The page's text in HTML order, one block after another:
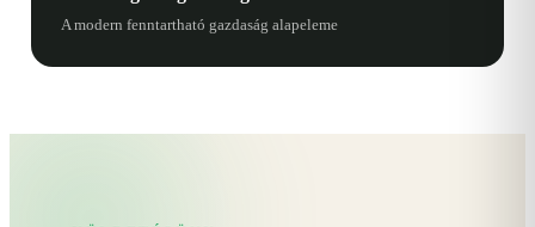
A modern fenntartható gazdaság alapeleme